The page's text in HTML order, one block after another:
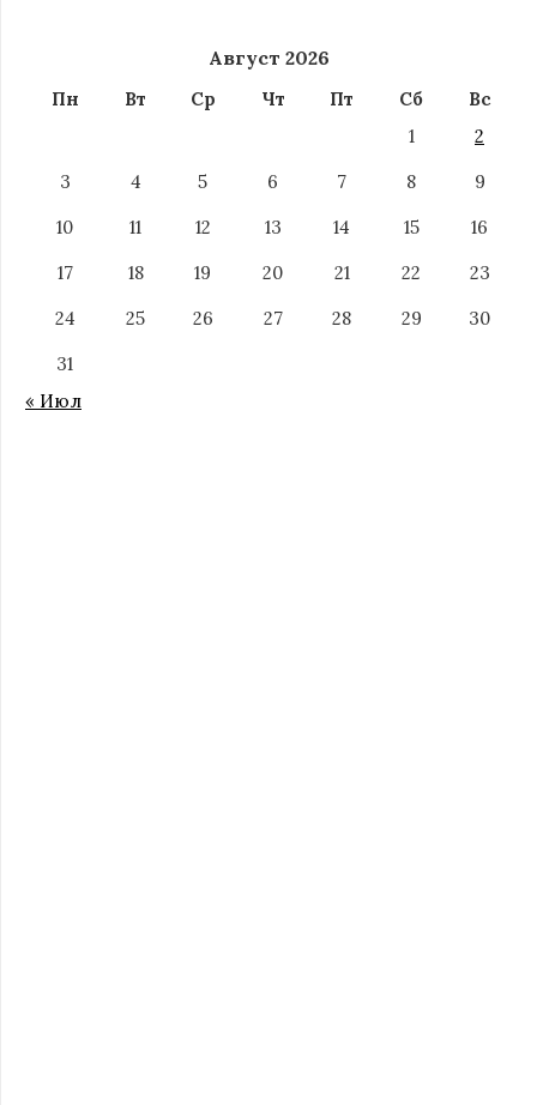
Август 2026
Пн Вт Ср Чт Пт Сб
Вс
1
2
3
4 5 6 7 8
9
10
11 12 13 14 15
16
17
18 19 20 21 22
23
24
25 26 27 28 29
30
31
« Июл